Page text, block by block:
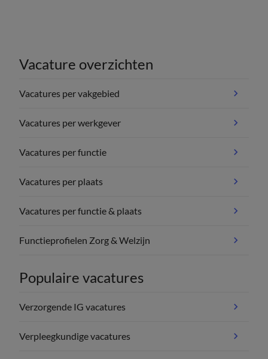
Vacature overzichten
Vacatures per vakgebied
Vacatures per werkgever
Vacatures per functie
Vacatures per plaats
Vacatures per functie & plaats
Functieprofielen Zorg & Welzijn
Populaire vacatures
Verzorgende IG vacatures
Verpleegkundige vacatures